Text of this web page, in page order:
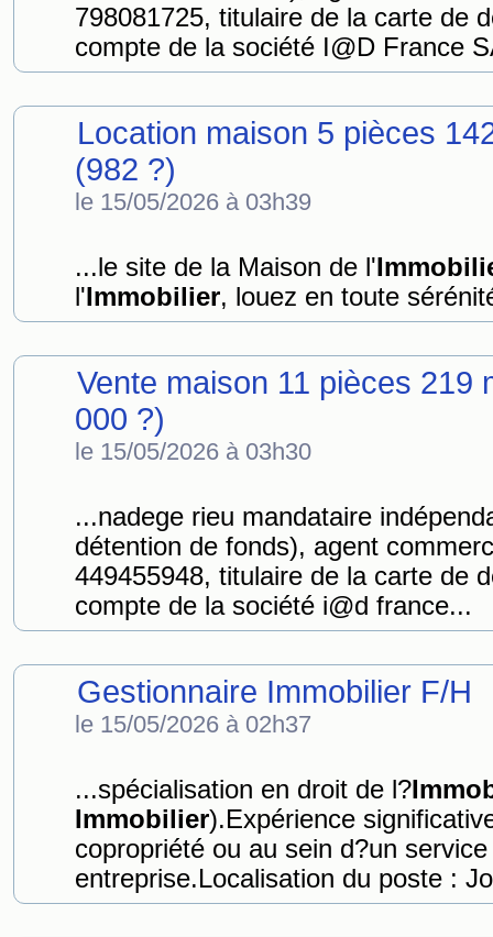
798081725, titulaire de la carte de
compte de la société I@D France
Location maison 5 pièces
(982 ?)
le 15/05/2026 à 03h39
...le site de la Maison de l'
l'Immobilier, louez en toute
Vente maison 11 pièces 219
000 ?)
le 15/05/2026 à 03h30
...nadege rieu mandataire
détention de fonds), agent
449455948, titulaire de la carte de
compte de la société i@d france...
Gestionnaire Immobilier F/H
le 15/05/2026 à 02h37
...spécialisation en droit de l?
Immobilier).Expérience
copropriété ou au sein d?un
entreprise.Localisation du poste :